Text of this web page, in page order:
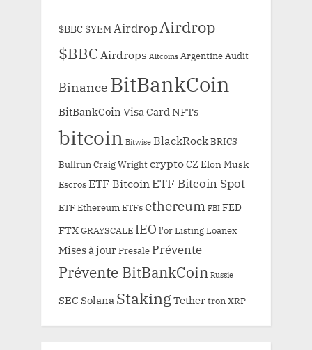
$BBC $YEMAirdropAirdrop
$BBCAirdrops Altcoins Argentine Audit
Binance BitBankCoin
BitBankCoin Visa Card NFTs
bitcoin Bitwise BlackRockBRICS
Bullrun Craig WrightcryptoCZ Elon Musk
EscrosETF Bitcoin ETF Bitcoin Spot
ETF Ethereum ETFs ethereum FBI FED
FTXGRAYSCALE IEO l'orListingLoanex
Mises à jourPresale Prévente
Prévente BitBankCoin Russie
SEC Solana StakingTethertron XRP